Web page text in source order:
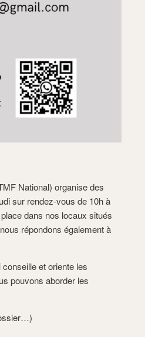
National) organise des
sur rendez-vous de 10h à
dans nos locaux situés
répondons également à
et oriente les
pouvons aborder les